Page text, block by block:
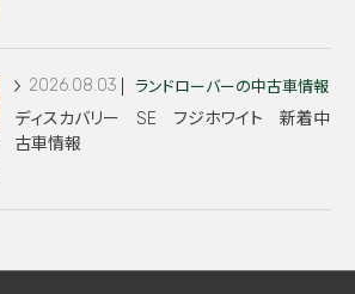
2026.08.03 ランドローバーの中古車情報
ディスカバリー SE フジホワイト 新着中
古車情報